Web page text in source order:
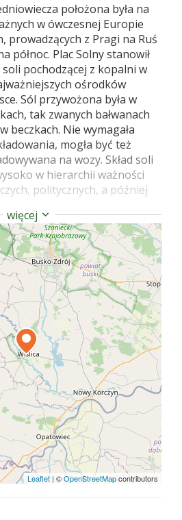
położona była na
w ówczesnej Europie
prowadzących z Pragi na Ruś
północ. Plac Solny stanowił
soli pochodzącej z kopalni w
ośrodków
Sól przywożona była w
tak zwanych bałwanach
beczkach. Nie wymagała
mogła być też
na wozy. Skład soli
w hierarchii ważności
politycznych, a później
więcej
Leaflet | ©OpenStreetMapcontributors